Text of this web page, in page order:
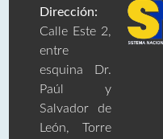
Dirección:
Calle Este 2,
entre
esquina Dr.
Paúl y
Salvador de
León, Torre